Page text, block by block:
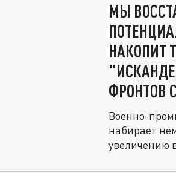
МЫ
НАКОПИТ
ФРОНТОВ
Военно-
набирает
увеличению